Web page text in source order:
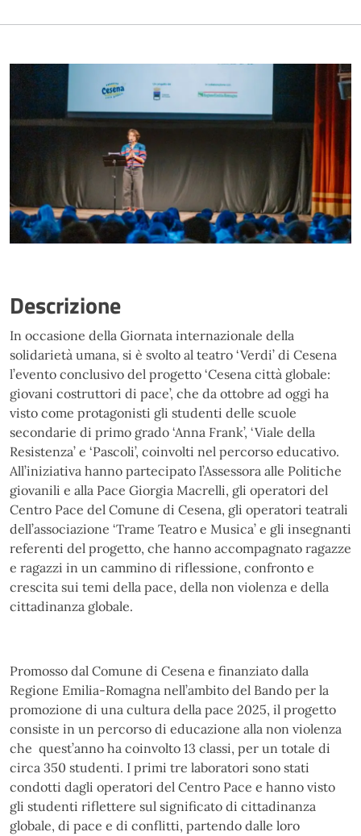
Descrizione
In occasione della Giornata internazionale della
solidarietà umana, si è svolto al teatro ‘Verdi’ di Cesena
l’evento conclusivo del progetto ‘Cesena città globale:
giovani costruttori di pace’, che da ottobre ad oggi ha
visto come protagonisti gli studenti delle scuole
secondarie di primo grado ‘Anna Frank’, ‘Viale della
Resistenza’ e ‘Pascoli’, coinvolti nel percorso educativo.
All’iniziativa hanno partecipato l’Assessora alle Politiche
giovanili e alla Pace Giorgia Macrelli, gli operatori del
Centro Pace del Comune di Cesena, gli operatori teatrali
dell’associazione ‘Trame Teatro e Musica’ e gli insegnanti
referenti del progetto, che hanno accompagnato ragazze
e ragazzi in un cammino di riflessione, confronto e
crescita sui temi della pace, della non violenza e della
cittadinanza globale.
Promosso dal Comune di Cesena e finanziato dalla
Regione Emilia-Romagna nell’ambito del Bando per la
promozione di una cultura della pace 2025, il progetto
consiste in un percorso di educazione alla non violenza
che quest’anno ha coinvolto 13 classi, per un totale di
circa 350 studenti. I primi tre laboratori sono stati
condotti dagli operatori del Centro Pace e hanno visto
gli studenti riflettere sul significato di cittadinanza
globale, di pace e di conflitti, partendo dalle loro